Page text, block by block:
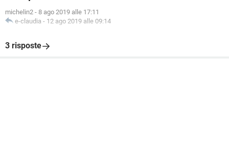
michelin2 - 8 ago 2019 alle 17:11
e-claudia - 12 ago 2019 alle 09:14
3 risposte